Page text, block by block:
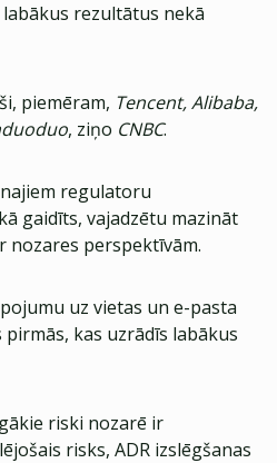
rezultātus nekā
piemēram, Tencent, Alibaba,
, ziņo CNBC.
regulatoru
gaidīts, vajadzētu mazināt
perspektīvām.
uz vietas un e-pasta
kas uzrādīs labākus
riski nozarē ir
risks, ADR izslēgšanas